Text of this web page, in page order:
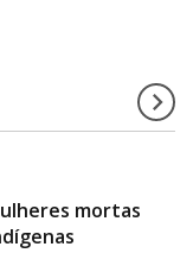
mortas